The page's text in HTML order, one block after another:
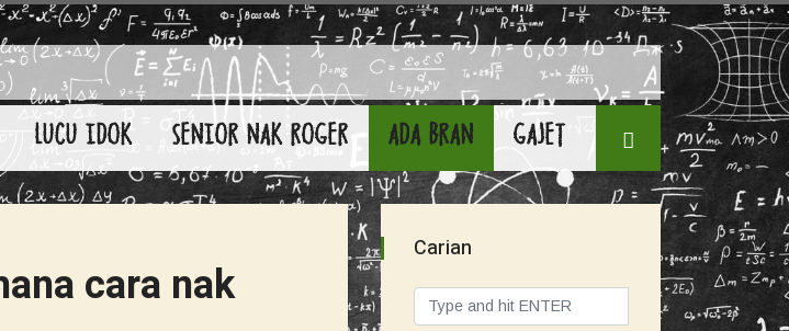
LUCU IDOK SENIOR NAK ROGER ADA BRAN GAJET
cara nak
Carian